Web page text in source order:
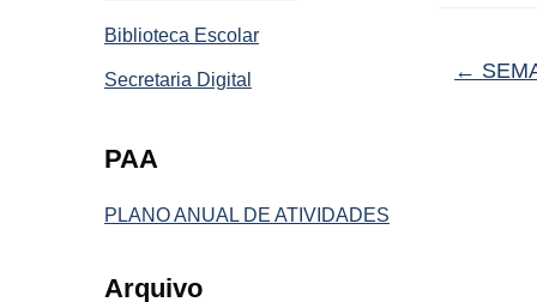
Biblioteca Escolar
Secretaria Digital
PAA
PLANO ANUAL DE ATIVIDADES
Arquivo
←